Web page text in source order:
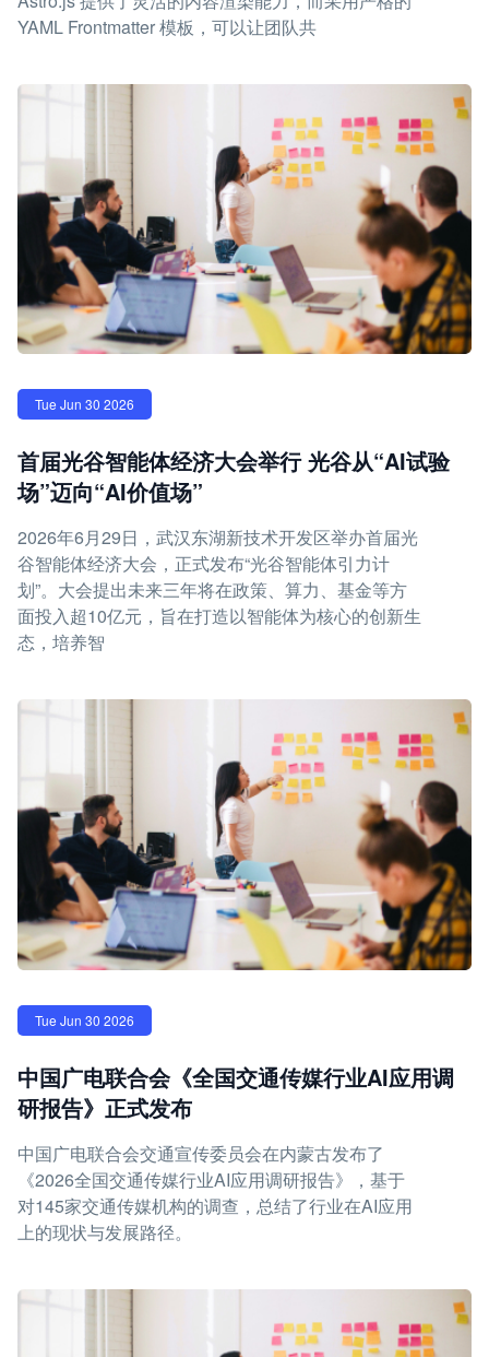
YAML Frontmatter 模板，可以让团队共
Tue Jun 30 2026
首届光谷智能体经济大会举行 光谷从“AI试验
场”迈向“AI价值场”
2026年6月29日，武汉东湖新技术开发区举办首届光
谷智能体经济大会，正式发布“光谷智能体引力计
划”。大会提出未来三年将在政策、算力、基金等方
面投入超10亿元，旨在打造以智能体为核心的创新生
态，培养智
Tue Jun 30 2026
中国广电联合会《全国交通传媒行业AI应用调
研报告》正式发布
中国广电联合会交通宣传委员会在内蒙古发布了
《2026全国交通传媒行业AI应用调研报告》，基于
对145家交通传媒机构的调查，总结了行业在AI应用
上的现状与发展路径。